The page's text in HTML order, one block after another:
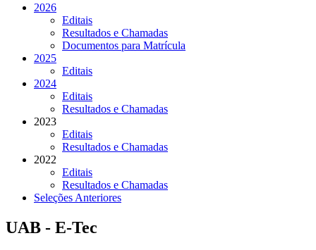
2026
Editais
Resultados e Chamadas
Documentos para Matrícula
2025
Editais
2024
Editais
Resultados e Chamadas
2023
Editais
Resultados e Chamadas
2022
Editais
Resultados e Chamadas
Seleções Anteriores
UAB - E-Tec